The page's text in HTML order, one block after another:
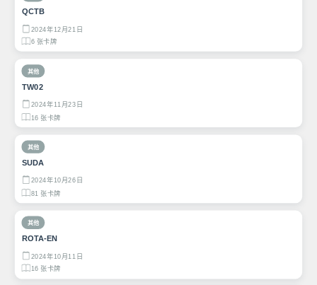
QCTB
2024年12月21日
6 张卡牌
其他
TW02
2024年11月23日
16 张卡牌
其他
SUDA
2024年10月26日
81 张卡牌
其他
ROTA-EN
2024年10月11日
16 张卡牌